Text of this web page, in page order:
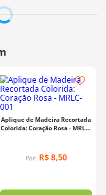
Aplique de Madeira Recortada
Colorida: Coração Rosa - MRLC-
Por: R$ 8,50